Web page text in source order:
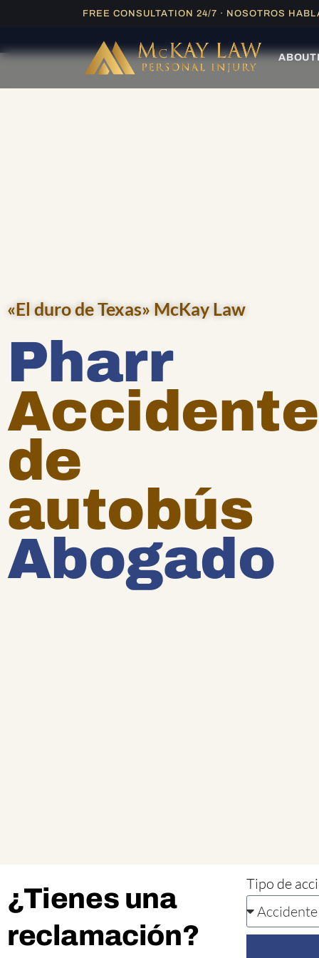
contenido
FREE CONSULTATION 24/7 · NOSOTROS
ABOUT
ESPAÑOL |
«El duro de Texas» McKay Law
Pharr
Accidente
de
autobús
Abogado
¿Tienes una
reclamación?
Tipo de